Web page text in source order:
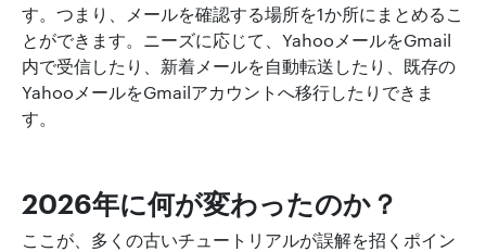
す。つまり、メールを確認する場所を1か所にまとめるこ
とができます。ニーズに応じて、YahooメールをGmail
内で受信したり、新着メールを自動転送したり、既存の
YahooメールをGmailアカウントへ移行したりできま
す。
2026年に何が変わったのか？
ここが、多くの古いチュートリアルが誤解を招くポイン